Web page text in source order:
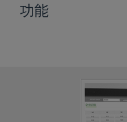
功能